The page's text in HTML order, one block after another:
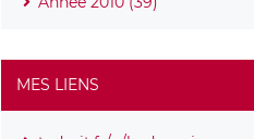
MES LIENS